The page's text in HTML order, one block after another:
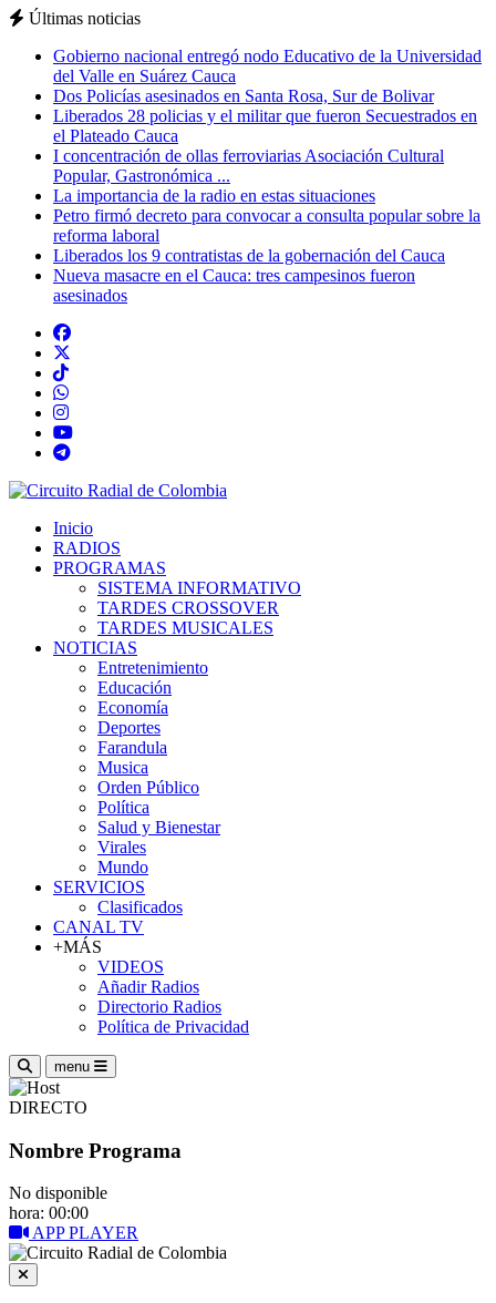
Últimas noticias
Gobierno nacional entregó nodo Educativo de la Universidad
del Valle en Suárez Cauca
Dos Policías asesinados en Santa Rosa, Sur de Bolivar
Liberados 28 policias y el militar que fueron Secuestrados en
el Plateado Cauca
I concentración de ollas ferroviarias Asociación Cultural
Popular, Gastronómica ...
La importancia de la radio en estas situaciones
Petro firmó decreto para convocar a consulta popular sobre la
reforma laboral
Liberados los 9 contratistas de la gobernación del Cauca
Nueva masacre en el Cauca: tres campesinos fueron
asesinados
Inicio
RADIOS
PROGRAMAS
SISTEMA INFORMATIVO
TARDES CROSSOVER
TARDES MUSICALES
NOTICIAS
Entretenimiento
Educación
Economía
Deportes
Farandula
Musica
Orden Público
Política
Salud y Bienestar
Virales
Mundo
SERVICIOS
Clasificados
CANAL TV
+MÁS
VIDEOS
Añadir Radios
Directorio Radios
Política de Privacidad
menu
DIRECTO
Nombre Programa
No disponible
hora: 00:00
APP PLAYER